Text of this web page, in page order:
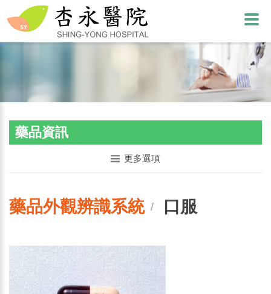
藥品資訊
更多選項
藥品外觀辨識系統/ 口服